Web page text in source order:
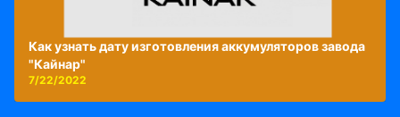
Как узнать дату изготовления аккумуляторов завода
"Кайнар"
7/22/2022